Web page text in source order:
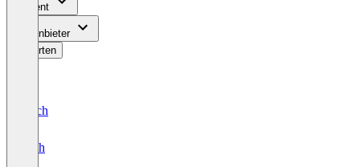
Content
Für Anbieter
Bewerten
Deutsch
English